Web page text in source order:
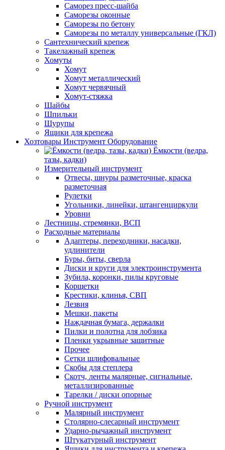
Саморез пресс-шайба
Саморезы оконные
Саморезы по бетону
Саморезы по металлу универсальные (ГКЛ)
Сантехнический крепеж
Такелажный крепеж
Хомуты
Хомут
Хомут металлический
Хомут червячный
Хомут-стяжка
Шайбы
Шпильки
Шурупы
Ящики для крепежа
Хозтовары Инструмент Оборудование
Ёмкости (ведра,
тазы, кадки)
Измерительный инструмент
Отвесы, шнуры разметочные, краска
разметочная
Рулетки
Угольники, линейки, штангенциркули
Уровни
Лестницы, стремянки, ВСП
Расходные материалы
Адаптеры, переходники, насадки,
удлинители
Буры, биты, сверла
Диски и круги для электроинструмента
Зубила, коронки, пилы круговые
Корщетки
Крестики, клинья, СВП
Лезвия
Мешки, пакеты
Наждачная бумага, держалки
Пилки и полотна для лобзика
Пленки укрывные защитные
Прочее
Сетки шлифовальные
Скобы для степлера
Скотч, ленты малярные, сигнальные,
металлизированные
Тарелки / диски опорные
Ручной инструмент
Малярный инструмент
Столярно-слесарный инструмент
Ударно-рычажный инструмент
Штукатурный инструмент